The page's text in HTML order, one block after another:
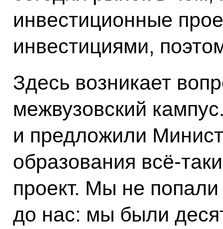
инвестиционные
инвестициями,
Здесь возникает
межвузовский
и предложили
образования всё-
проект. Мы не
до нас: мы были